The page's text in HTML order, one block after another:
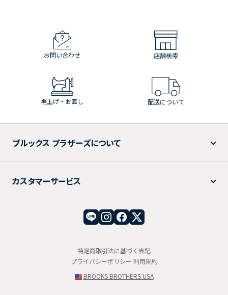
お問い合わせ 店舗検索
裾上げ・お直し 配送について
ブルックス ブラザーズについて
カスタマーサービス
特定商取引法に基づく表記
プライバシーポリシー 利用規約
BROOKS BROTHERS USA